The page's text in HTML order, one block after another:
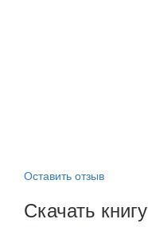
Оставить отзыв
Скачать книгу